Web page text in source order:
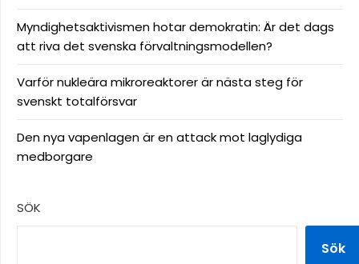
Myndighetsaktivismen hotar demokratin: Är det dags
att riva det svenska förvaltningsmodellen?
Varför nukleära mikroreaktorer är nästa steg för
svenskt totalförsvar
Den nya vapenlagen är en attack mot laglydiga
medborgare
SÖK
Sök